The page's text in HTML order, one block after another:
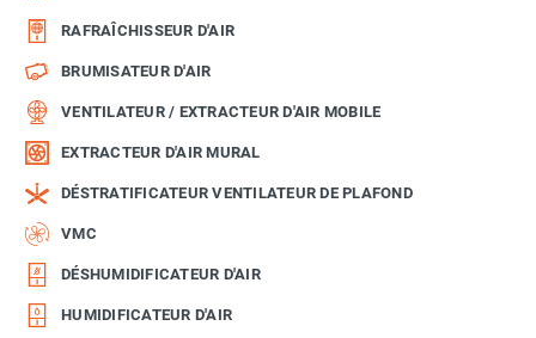
RAFRAÎCHISSEUR D'AIR
BRUMISATEUR D'AIR
VENTILATEUR / EXTRACTEUR D'AIR MOBILE
EXTRACTEUR D'AIR MURAL
DÉSTRATIFICATEUR VENTILATEUR DE PLAFOND
VMC
DÉSHUMIDIFICATEUR D'AIR
HUMIDIFICATEUR D'AIR